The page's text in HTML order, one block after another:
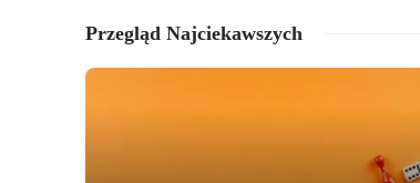
Przegląd Najciekawszych